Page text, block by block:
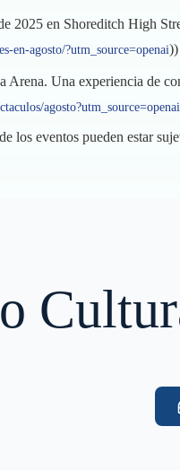
2025 en Shoreditch High
en-agosto/?utm_source=openai))
Arena. Una experiencia de
agosto?utm_source=openai
los eventos pueden estar